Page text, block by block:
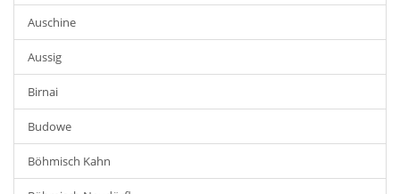
Auschine
Aussig
Birnai
Budowe
Böhmisch Kahn